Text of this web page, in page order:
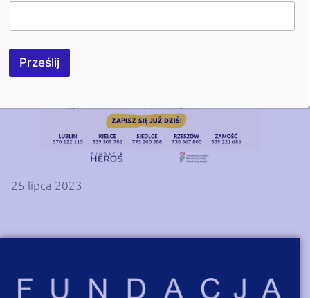
25 lipca 2023
Prześlij